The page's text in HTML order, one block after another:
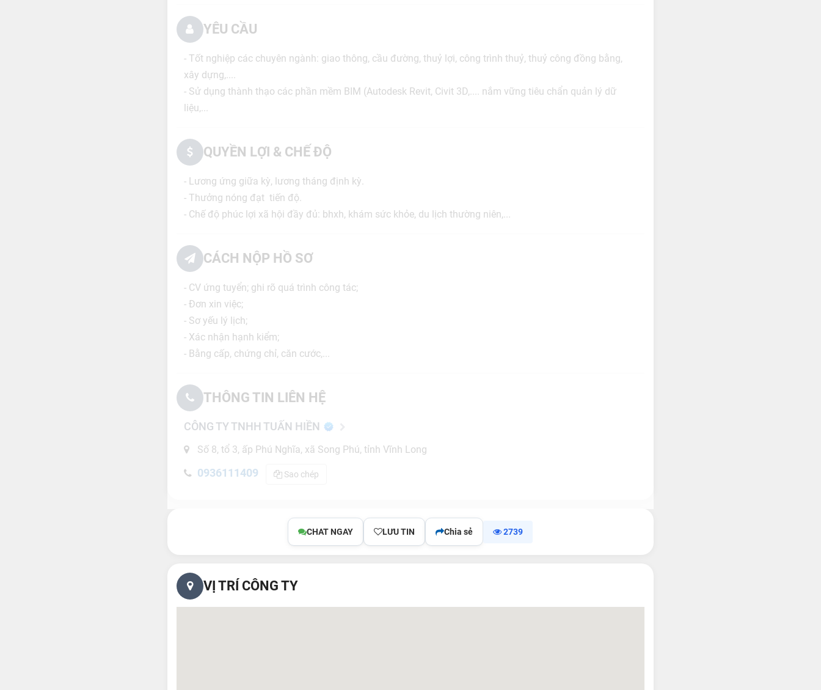
YÊU CẦU
- Tốt nghiệp các chuyên ngành: giao thông, cầu đường, thuỷ lợi, công trình thuỷ, thuỷ công đồng bằng,
xây dựng,....
- Sử dụng thành thạo các phần mềm BIM (Autodesk Revit, Civit 3D,.... nắm vững tiêu chẩn quản lý dữ
liệu,...
QUYỀN LỢI & CHẾ ĐỘ
- Lương ứng giữa kỳ, lương tháng định kỳ.
- Thưởng nóng đạt tiến độ.
- Chế độ phúc lợi xã hội đầy đủ: bhxh, khám sức khỏe, du lịch thường niên,...
CÁCH NỘP HỒ SƠ
- CV ứng tuyển; ghi rõ quá trình công tác;
- Đơn xin việc;
- Sơ yếu lý lịch;
- Xác nhận hạnh kiểm;
- Bằng cấp, chứng chỉ, căn cước,...
THÔNG TIN LIÊN HỆ
CÔNG TY TNHH TUẤN HIỀN
Số 8, tổ 3, ấp Phú Nghĩa, xã Song Phú, tỉnh Vĩnh Long
0936111409 Sao chép
CHAT NGAY LƯU TIN Chia sẻ 2739
VỊ TRÍ CÔNG TY